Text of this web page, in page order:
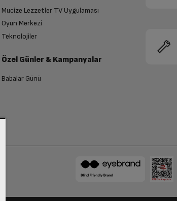
Mucize Lezzetler TV Uygulaması
Oyun Merkezi
Teknolojiler
Özel Günler & Kampanyalar
Babalar Günü